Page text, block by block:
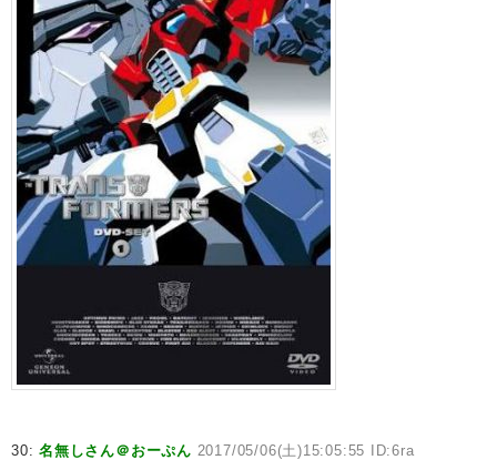
30:名無しさん＠おーぷん 2017/05/06(土)15:05:55 ID:6ra